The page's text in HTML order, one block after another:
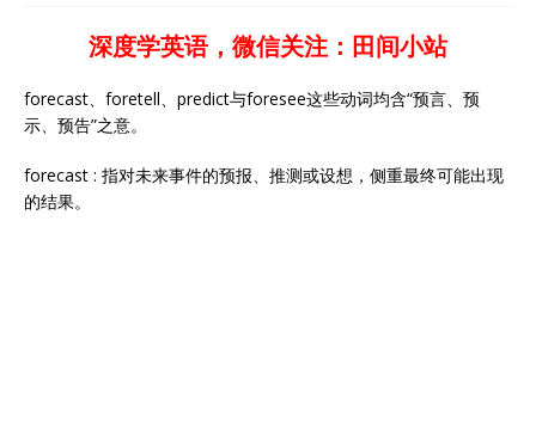
深度学英语，微信关注：田间小站
forecast、foretell、predict与foresee这些动词均含“预言、预
示、预告”之意。
forecast : 指对未来事件的预报、推测或设想，侧重最终可能出现
的结果。